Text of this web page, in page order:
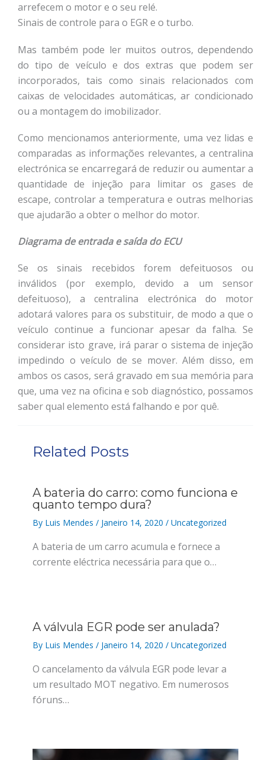
arrefecem o motor e o seu relé.
Sinais de controle para o EGR e o turbo.
Mas também pode ler muitos outros, dependendo
do tipo de veículo e dos extras que podem ser
incorporados, tais como sinais relacionados com
caixas de velocidades automáticas, ar condicionado
ou a montagem do imobilizador.
Como mencionamos anteriormente, uma vez lidas e
comparadas as informações relevantes, a centralina
electrónica se encarregará de reduzir ou aumentar a
quantidade de injeção para limitar os gases de
escape, controlar a temperatura e outras melhorias
que ajudarão a obter o melhor do motor.
Diagrama de entrada e saída do ECU
Se os sinais recebidos forem defeituosos ou
inválidos (por exemplo, devido a um sensor
defeituoso), a centralina electrónica do motor
adotará valores para os substituir, de modo a que o
veículo continue a funcionar apesar da falha. Se
considerar isto grave, irá parar o sistema de injeção
impedindo o veículo de se mover. Além disso, em
ambos os casos, será gravado em sua memória para
que, uma vez na oficina e sob diagnóstico, possamos
saber qual elemento está falhando e por quê.
Related Posts
A bateria do carro: como funciona e
quanto tempo dura?
By Luis Mendes / Janeiro 14, 2020 / Uncategorized
A bateria de um carro acumula e fornece a
corrente eléctrica necessária para que o…
A válvula EGR pode ser anulada?
By Luis Mendes / Janeiro 14, 2020 / Uncategorized
O cancelamento da válvula EGR pode levar a
um resultado MOT negativo. Em numerosos
fóruns…